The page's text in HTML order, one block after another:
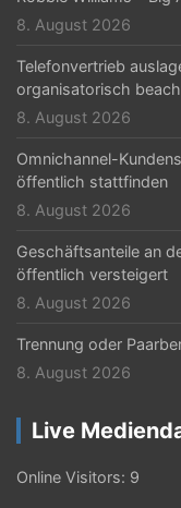
a
t
i
o
n
8. August 2026
Telefonvertrieb
organisatorisch
8. August 2026
Omnichannel-
öffentlich stattfinden
8. August 2026
Geschäftsanteile an
öffentlich versteigert
8. August 2026
Trennung oder
8. August 2026
Live
Online Visitors: 9